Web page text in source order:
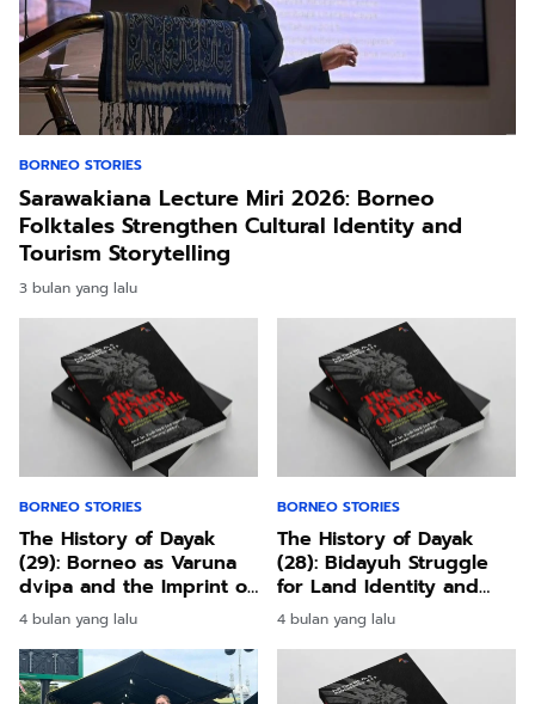
BORNEO STORIES
Sarawakiana Lecture Miri 2026: Borneo
Folktales Strengthen Cultural Identity and
Tourism Storytelling
3 bulan yang lalu
BORNEO STORIES
The History of Dayak
(29): Borneo as Varuna
dvipa and the Imprint of
Hindu Indian Colonial
Influenc
4 bulan yang lalu
BORNEO STORIES
The History of Dayak
(28): Bidayuh Struggle
for Land Identity and
Survival
4 bulan yang lalu